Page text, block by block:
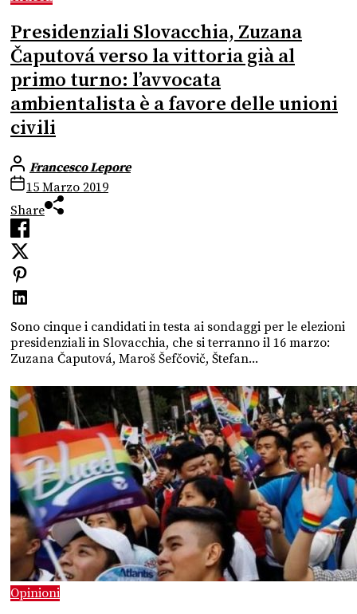
Presidenziali Slovacchia, Zuzana
Čaputová verso la vittoria già al
primo turno: l’avvocata
ambientalista è a favore delle unioni
civili
Francesco Lepore
15 Marzo 2019
Share
Sono cinque i candidati in testa ai sondaggi per le elezioni
presidenziali in Slovacchia, che si terranno il 16 marzo:
Zuzana Čaputová, Maroš Šefčovič, Štefan...
Opinioni